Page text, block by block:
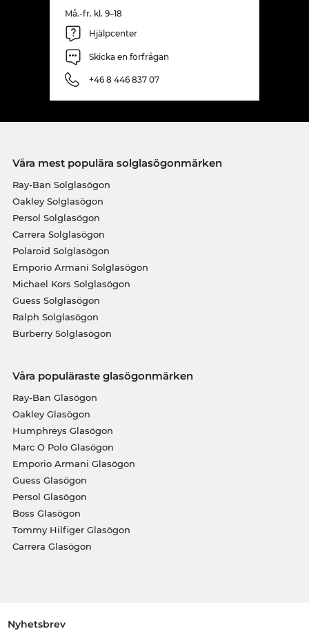
Må.-fr. kl. 9–18
Hjälpcenter
Skicka en förfrågan
+46 8 446 837 07
Våra mest populära solglasögonmärken
Ray-Ban Solglasögon
Oakley Solglasögon
Persol Solglasögon
Carrera Solglasögon
Polaroid Solglasögon
Emporio Armani Solglasögon
Michael Kors Solglasögon
Guess Solglasögon
Ralph Solglasögon
Burberry Solglasögon
Våra populäraste glasögonmärken
Ray-Ban Glasögon
Oakley Glasögon
Humphreys Glasögon
Marc O Polo Glasögon
Emporio Armani Glasögon
Guess Glasögon
Persol Glasögon
Boss Glasögon
Tommy Hilfiger Glasögon
Carrera Glasögon
Nyhetsbrev